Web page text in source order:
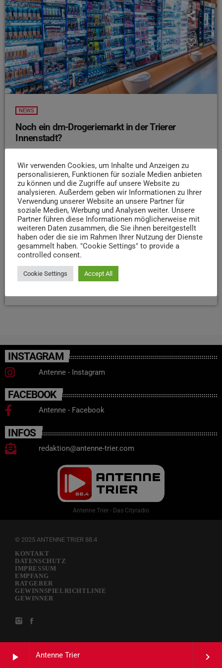
play_arrow Antenne Trier keyboard_arrow_right
NEWS
Noch ein dm-Drogeriemarkt in der Trierer
Innenstadt?
eröffnen. Wie der Volksfreund berichtet, wird das
Bauprojekt im ehemaligen Lürenbaum-Haus sowie im
daran anschließenden Schuhgeschäft „Step by Step“
gestartet. Die Baumaßnahmen haben bereits begonnen.
Mit dem Durchbruch soll eine 800 Quadratmeter große
Verkaufsfläche entstehen. Das ist dann bereits die vierte
DM-Filiale in der Trierer Innenstadt. Die oberen
Geschosse werden ebenfalls saniert und neu gebaut,
damit sie dann wie gehabt als Wohnfläche vermietet
werden können.
INSTAGRAM
Antenne - Instagram
FACEBOOK
Antenne - Facebook
INFOS
redaktion@antenne-trier.com
Antenne Trier - Das Cityradio
© 2025 ANTENNE TRIER 88.4
KONTAKT
DATENSCHUTZ
IMPRESSUM
EMPFANG
RATGEBER
GEWINNSPIELRICHTLINIE
GEWINNER
Wir verwenden Cookies, um Inhalte und Anzeigen zu
personalisieren, Funktionen für soziale Medien anbieten
zu können und die Zugriffe auf unsere Website zu
analysieren. Außerdem geben wir Informationen zu Ihrer
Verwendung unserer Website an unsere Partner für
soziale Medien, Werbung und Analysen weiter. Unsere
Partner führen diese Informationen möglicherweise mit
weiteren Daten zusammen, die Sie ihnen bereitgestellt
haben oder die sie im Rahmen Ihrer Nutzung der Dienste
gesammelt haben. "Cookie Settings" to provide a
controlled consent.
Cookie Settings Accept All